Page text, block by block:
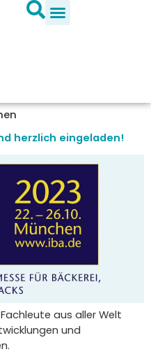
herzlich eingeladen!
aus aller Welt
und